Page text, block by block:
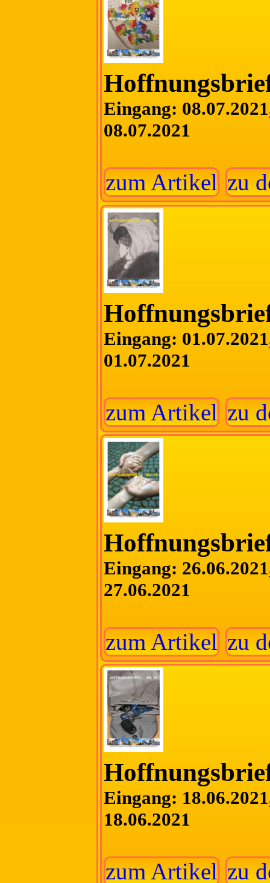
Eingang:
08.07.2021
zum Artikel zu
Eingang:
01.07.2021
zum Artikel zu
Eingang:
27.06.2021
zum Artikel zu
Eingang:
18.06.2021
zum Artikel zu